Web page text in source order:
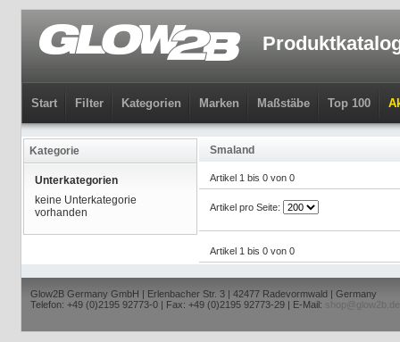
Start Filter Kategorien Marken Maßstäbe Top 100
Kategorie
Unterkategorien
keine Unterkategorie
vorhanden
Smaland
Artikel 1 bis 0 von 0
Artikel pro Seite:
Artikel 1 bis 0 von 0
Glow2B Germany GmbH | Erlenbacher Str. 3 | 42477 Radevormwald | Germany
Telefon: +49 (0)2195 92773-0 | Fax: +49 (0)2195 92773-29 | E-Mail:
shop@glow2b.de